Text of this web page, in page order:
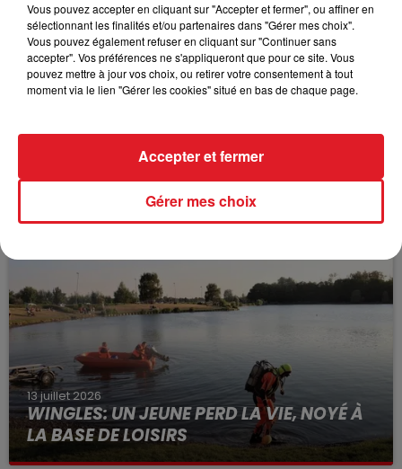
BÉTHUNE: ENQUÊTE POUR HOMICIDE
VOLONTAIRE EN COURS, APRÈS LA...
13 juillet 2026
WINGLES: UN JEUNE PERD LA VIE, NOYÉ À
LA BASE DE LOISIRS
La victime a coulé à pic
Vous pouvez accepter en cliquant sur "Accepter et fermer", ou affiner en
sélectionnant les finalités et/ou partenaires dans "Gérer mes choix".
Vous pouvez également refuser en cliquant sur "Continuer sans
accepter". Vos préférences ne s'appliqueront que pour ce site. Vous
pouvez mettre à jour vos choix, ou retirer votre consentement à tout
moment via le lien "Gérer les cookies" situé en bas de chaque page.
Gérer mes choix
Accepter et fermer